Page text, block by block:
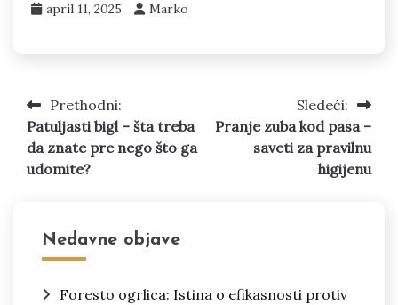
april 11, 2025 Marko
Kretanje
članka
Prethodni:
Patuljasti bigl – šta treba
da znate pre nego što ga
udomite?
Sledeći:
Pranje zuba kod pasa –
saveti za pravilnu
higijenu
Nedavne objave
Foresto ogrlica: Istina o efikasnosti protiv